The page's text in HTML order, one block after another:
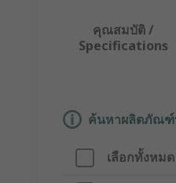
คุณสมบัติ /
Specifications
ค้นหาผลิตภัณฑ์
เลือกทั้งหมด